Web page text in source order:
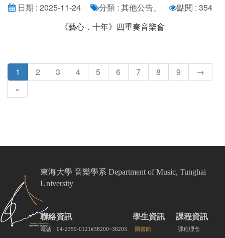
日期 : 2025-11-24 分類 : 其他公告、
點閱 : 354
《藝心．十年》四重奏音樂會
1 2 3 4 5 6 7 8 9
→
»
東海大學 音樂學系 Department of Music, Tunghai
University
聯絡資訊
電話：04-2359-0121#38200~38203
學生資訊
圖書館
課程資訊
課程理念